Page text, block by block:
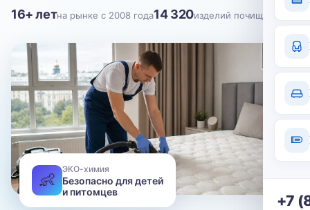
+7
16+ летна рынке с 2008 года14 320изделий почищено
👶
ЭКО-химия
Безопасно для детей
и питомцев